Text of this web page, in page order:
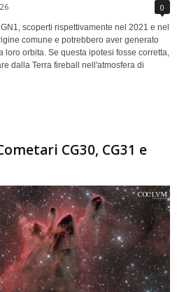
0
scoperti rispettivamente nel 2021 e nel
comune e potrebbero aver generato
orbita. Se questa ipotesi fosse corretta,
dalla Terra fireball nell'atmosfera di
CG30, CG31 e